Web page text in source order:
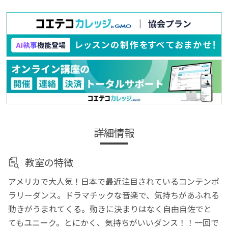
詳細情報
教室の特徴
アメリカで大人気！日本で最近注目されているコンテンポ
ラリーダンス。ドラマチックな音楽で、気持ちがあふれる
動きがうまれてくる。動きに決まりはなく自由自佐でと
てもユニーク。とにかく、気持ちがいいダンス！！一回で